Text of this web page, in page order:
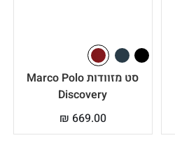
סט מזוודות Marco Polo
Discovery
₪ 669.00